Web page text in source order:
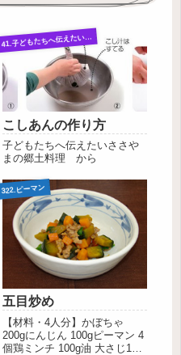
4
こしあんの作り方
子どもたちへ伝えたいささや
まの郷土料理 から
322.ピーマン
五目炒め
【材料・4人分】かぼちゃ
200gにんじん 100gピーマン 4
個鶏ミンチ 100g油 大さじ1し